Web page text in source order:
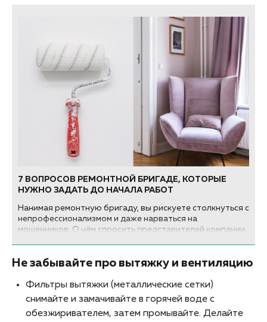
7 ВОПРОСОВ РЕМОНТНОЙ БРИГАДЕ, КОТОРЫЕ
НУЖНО ЗАДАТЬ ДО НАЧАЛА РАБОТ
Нанимая ремонтную бригаду, вы рискуете столкнуться с
непрофессионализмом и даже нарваться на
мошенников. О чём спросить представителей компании,
Не забывайте про вытяжку и вентиляцию
Фильтры вытяжки (металлические сетки)
снимайте и замачивайте в горячей воде с
обезжиривателем, затем промывайте. Делайте